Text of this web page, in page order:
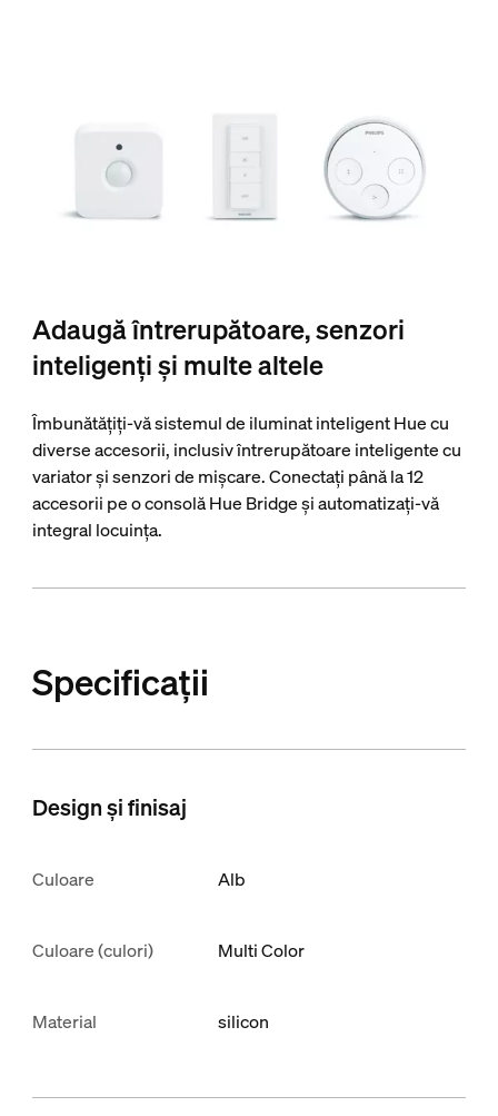
Adaugă întrerupătoare, senzori
inteligenți și multe altele
Îmbunătățiți-vă sistemul de iluminat inteligent Hue cu
diverse accesorii, inclusiv întrerupătoare inteligente cu
variator și senzori de mișcare. Conectați până la 12
accesorii pe o consolă Hue Bridge și automatizați-vă
integral locuința.
Specificații
Design și finisaj
Culoare Alb
Culoare (culori) Multi Color
Material silicon